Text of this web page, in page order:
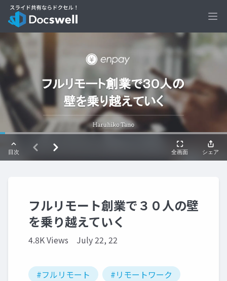
フルリモート創業で３０人の壁
を乗り越えていく
4.8K Views July 22, 22
#フルリモート
#リモートワーク